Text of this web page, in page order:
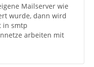
Mailserver wie
wurde, dann wird
in smtp
arbeiten mit